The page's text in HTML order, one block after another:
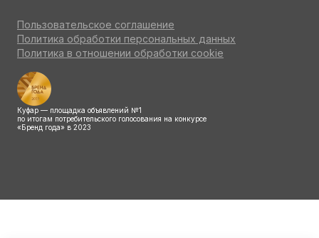
Пользовательское соглашение
Политика обработки персональных данных
Политика в отношении обработки cookie
Куфар — площадка объявлений №1
по итогам потребительского голосования на конкурсе
«Бренд года» в 2023